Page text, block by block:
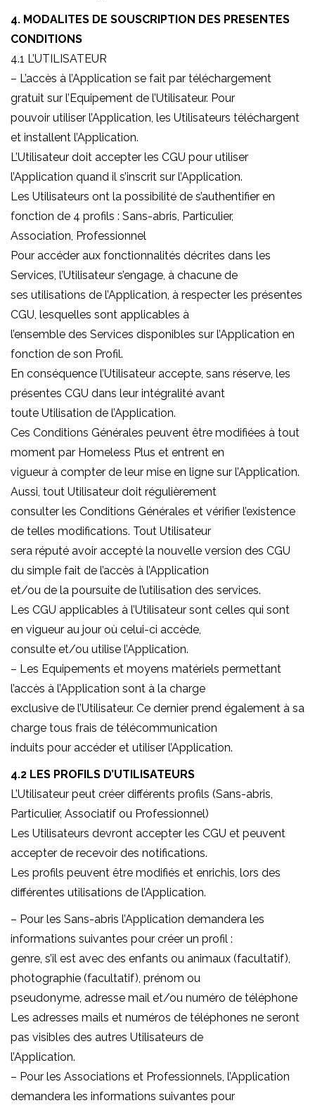
4. MODALITES DE SOUSCRIPTION DES PRESENTES
CONDITIONS
4.1 L’UTILISATEUR
– L’accès à l’Application se fait par téléchargement
gratuit sur l’Equipement de l’Utilisateur. Pour
pouvoir utiliser l’Application, les Utilisateurs téléchargent
et installent l’Application.
L’Utilisateur doit accepter les CGU pour utiliser
l’Application quand il s’inscrit sur l’Application.
Les Utilisateurs ont la possibilité de s’authentifier en
fonction de 4 profils : Sans-abris, Particulier,
Association, Professionnel
Pour accéder aux fonctionnalités décrites dans les
Services, l’Utilisateur s’engage, à chacune de
ses utilisations de l’Application, à respecter les présentes
CGU, lesquelles sont applicables à
l’ensemble des Services disponibles sur l’Application en
fonction de son Profil.
En conséquence l’Utilisateur accepte, sans réserve, les
présentes CGU dans leur intégralité avant
toute Utilisation de l’Application.
Ces Conditions Générales peuvent être modifiées à tout
moment par Homeless Plus et entrent en
vigueur à compter de leur mise en ligne sur l’Application.
Aussi, tout Utilisateur doit régulièrement
consulter les Conditions Générales et vérifier l’existence
de telles modifications. Tout Utilisateur
sera réputé avoir accepté la nouvelle version des CGU
du simple fait de l’accès à l’Application
et/ou de la poursuite de l’utilisation des services.
Les CGU applicables à l’Utilisateur sont celles qui sont
en vigueur au jour où celui-ci accède,
consulte et/ou utilise l’Application.
– Les Equipements et moyens matériels permettant
l’accès à l’Application sont à la charge
exclusive de l’Utilisateur. Ce dernier prend également à sa
charge tous frais de télécommunication
induits pour accéder et utiliser l’Application.
4.2 LES PROFILS D’UTILISATEURS
L’Utilisateur peut créer différents profils (Sans-abris,
Particulier, Associatif ou Professionnel)
Les Utilisateurs devront accepter les CGU et peuvent
accepter de recevoir des notifications.
Les profils peuvent être modifiés et enrichis, lors des
différentes utilisations de l’Application.
– Pour les Sans-abris l’Application demandera les
informations suivantes pour créer un profil :
genre, s’il est avec des enfants ou animaux (facultatif),
photographie (facultatif), prénom ou
pseudonyme, adresse mail et/ou numéro de téléphone
Les adresses mails et numéros de téléphones ne seront
pas visibles des autres Utilisateurs de
l’Application.
– Pour les Associations et Professionnels, l’Application
demandera les informations suivantes pour